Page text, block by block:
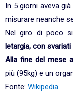
In 5 giorni aveva
misurare neanche
Nel giro di poco
letargia, con
Alla fine del mese
più (95kg) e un
Fonte: Wikipedia